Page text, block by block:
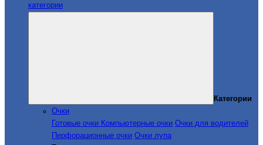
категории
Категории
Очки
Готовые очки Компьютерные очки Очки для водителей
Перфорационные очки Очки лупа